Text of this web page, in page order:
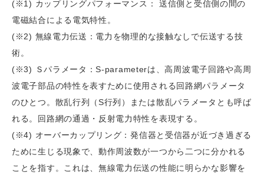
(※1) カップリングパフォーマンス： 送信側と受信側の間の
電磁結合による電気特性。
(※2) 無線電力伝送：電⼒を物理的な接触なしで伝送する技
術。
(※3) Ｓパラメータ：S-parameterは、高周波電子回路や高周
波電子部品の特性を表すために使用される回路網パラメータ
のひとつ。散乱行列（S行列）または散乱パラメータとも呼ば
れる。回路網の通過・反射電力特性を表現する。
(※4) オーバーカップリング：発信器と受信器が近づき過ぎる
ために生じる現象で、動作周波数が一つから二つに分かれる
ことを指す。これは、無線電力伝送の性能に明らかな影響を